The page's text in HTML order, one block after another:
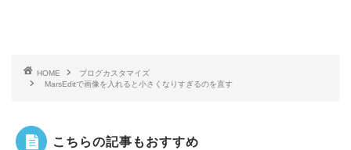
HOME
ブログカスタマイズ
MarsEditで画像を入れると小さくなりすぎるのを直す
こちらの記事もおすすめ